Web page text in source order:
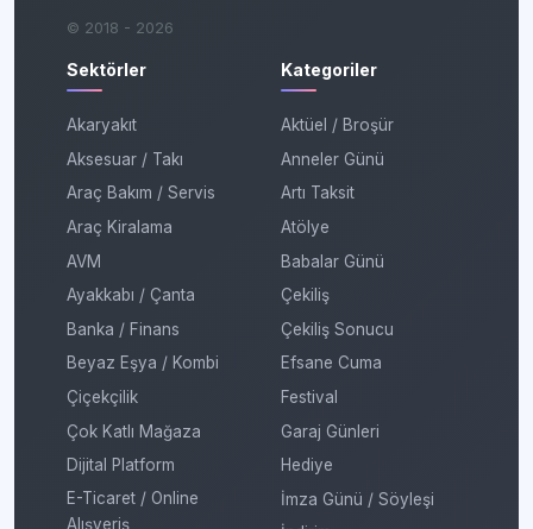
© 2018 - 2026
Sektörler
Akaryakıt
Aksesuar / Takı
Araç Bakım / Servis
Araç Kiralama
AVM
Ayakkabı / Çanta
Banka / Finans
Beyaz Eşya / Kombi
Çiçekçilik
Çok Katlı Mağaza
Dijital Platform
E-Ticaret / Online
Alışveriş
Kategoriler
Aktüel / Broşür
Anneler Günü
Artı Taksit
Atölye
Babalar Günü
Çekiliş
Çekiliş Sonucu
Efsane Cuma
Festival
Garaj Günleri
Hediye
İmza Günü / Söyleşi